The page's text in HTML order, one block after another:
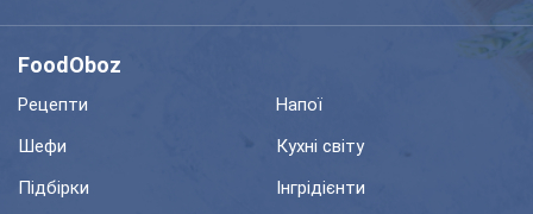
FoodOboz
Рецепти
Напої
Шефи
Кухні світу
Підбірки
Інгрідієнти